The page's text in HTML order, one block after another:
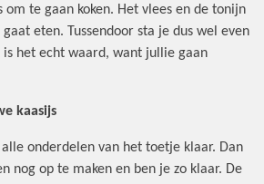
om te gaan koken. Het vlees en de tonijn
eten. Tussendoor sta je dus wel even
is het echt waard, want jullie gaan
kaasijs
onderdelen van het toetje klaar. Dan
nog op te maken en ben je zo klaar. De